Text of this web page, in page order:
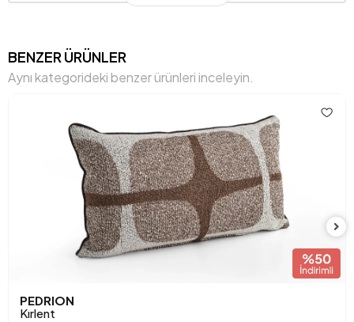
BENZER ÜRÜNLER
Aynı kategorideki benzer ürünleri inceleyin.
PEDRION
Kırlent